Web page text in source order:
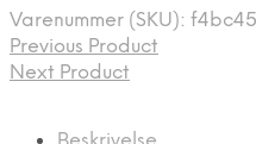
Varenummer (SKU):
Previous Product
Next Product